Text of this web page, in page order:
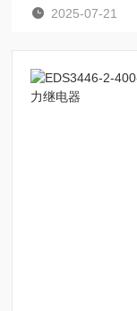
2025-07-21